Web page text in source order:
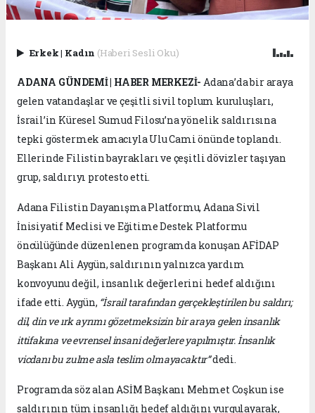
Erkek| Kadın (Haberi Sesli Oku)
ADANA GÜNDEMİ | HABER MERKEZİ- Adana’da bir araya
gelen vatandaşlar ve çeşitli sivil toplum kuruluşları,
İsrail’in Küresel Sumud Filosu’na yönelik saldırısına
tepki göstermek amacıyla Ulu Cami önünde toplandı.
Ellerinde Filistin bayrakları ve çeşitli dövizler taşıyan
grup, saldırıyı protesto etti.
Adana Filistin Dayanışma Platformu, Adana Sivil
İnisiyatif Meclisi ve Eğitime Destek Platformu
öncülüğünde düzenlenen programda konuşan AFİDAP
Başkanı Ali Aygün, saldırının yalnızca yardım
konvoyunu değil, insanlık değerlerini hedef aldığını
ifade etti. Aygün, “İsrail tarafından gerçekleştirilen bu saldırı;
dil, din ve ırk ayrımı gözetmeksizin bir araya gelen insanlık
ittifakına ve evrensel insani değerlere yapılmıştır. İnsanlık
vicdanı bu zulme asla teslim olmayacaktır”dedi.
Programda söz alan ASİM Başkanı Mehmet Coşkun ise
saldırının tüm insanlığı hedef aldığını vurgulayarak,